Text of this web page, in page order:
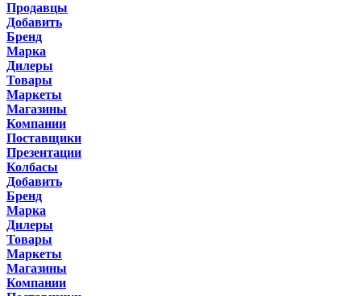
Продавцы
Добавить
Бренд
Марка
Дилеры
Товары
Маркеты
Магазины
Компании
Поставщики
Презентации
Колбасы
Добавить
Бренд
Марка
Дилеры
Товары
Маркеты
Магазины
Компании